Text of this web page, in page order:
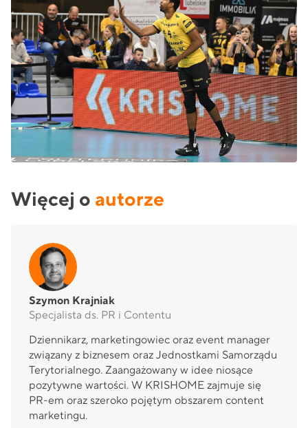
Więcej o autorze
Szymon Krajniak
Specjalista ds. PR i Contentu
Dziennikarz, marketingowiec oraz event manager
związany z biznesem oraz Jednostkami Samorządu
Terytorialnego. Zaangażowany w idee niosące
pozytywne wartości. W KRISHOME zajmuje się
PR-em oraz szeroko pojętym obszarem content
marketingu.